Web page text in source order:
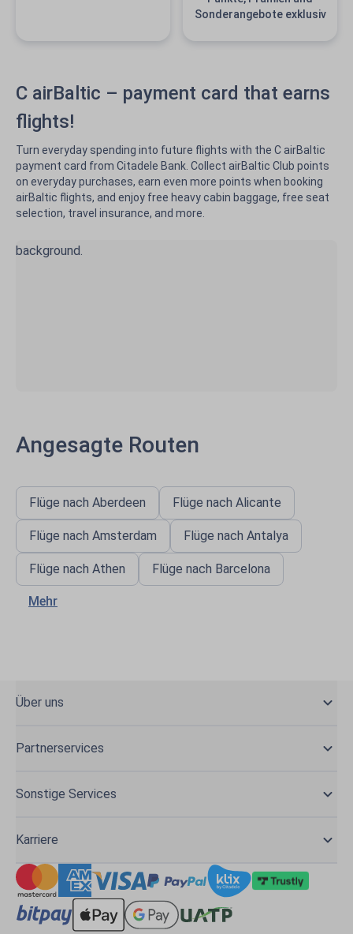
Sonderangebote exklusiv
C airBaltic – payment card that earns
flights!
Turn everyday spending into future flights with the C airBaltic
payment card from Citadele Bank. Collect airBaltic Club points
on everyday purchases, earn even more points when booking
airBaltic flights, and enjoy free heavy cabin baggage, free seat
selection, travel insurance, and more.
Angesagte Routen
Flüge nach Aberdeen Flüge nach Alicante
Flüge nach Amsterdam Flüge nach Antalya
Flüge nach Athen Flüge nach Barcelona
Mehr
Über uns
Partnerservices
Sonstige Services
Karriere